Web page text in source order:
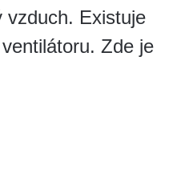
vzduch. Existuje
Zde je